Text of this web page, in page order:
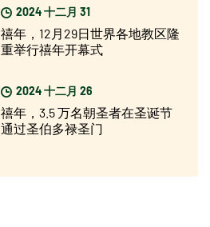
2024 十二月 31
禧年，12月29日世界各地教区隆
重举行禧年开幕式
2024 十二月 26
禧年，3.5 万名朝圣者在圣诞节
通过圣伯多禄圣门